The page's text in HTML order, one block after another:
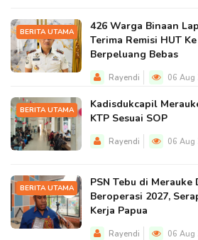
BERITA UTAMA
426 Warga Binaan
Terima Remisi HUT
Berpeluang Bebas
Rayendi 06 Aug
BERITA UTAMA
Kadisdukcapil
KTP Sesuai SOP
Rayendi 06 Aug
BERITA UTAMA
PSN Tebu di
Beroperasi 2027,
Kerja Papua
Rayendi 06 Aug